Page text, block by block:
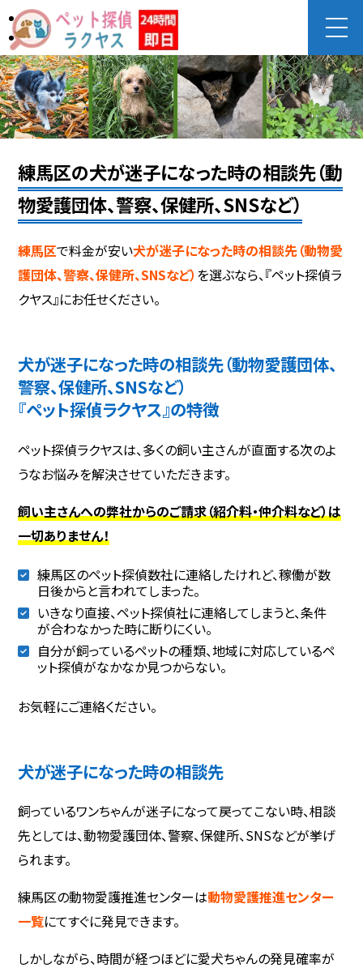
練馬区の犬が迷子になった時の相談先（動
物愛護団体、警察、保健所、SNSなど）
練馬区で料金が安い犬が迷子になった時の相談先（動物愛
護団体、警察、保健所、SNSなど） を選ぶなら、『ペット探偵ラ
クヤス』にお任せください。
犬が迷子になった時の相談先（動物愛護団体、
警察、保健所、SNSなど）
『ペット探偵ラクヤス』の特徴
ペット探偵ラクヤスは、多くの飼い主さんが直面する次のよ
うなお悩みを解決させていただきます。
飼い主さんへの弊社からのご請求（紹介料・仲介料など）は
一切ありません！
練馬区のペット探偵数社に連絡したけれど、稼働が数
日後からと言われてしまった。
いきなり直接、ペット探偵社に連絡してしまうと、条件
が合わなかった時に断りにくい。
自分が飼っているペットの種類、地域に対応しているペ
ット探偵がなかなか見つからない。
お気軽にご連絡ください。
犬が迷子になった時の相談先
飼っているワンちゃんが迷子になって戻ってこない時、相談
先としては、動物愛護団体、警察、保健所、SNSなどが挙げ
られます。
練馬区の動物愛護推進センターは動物愛護推進センター
一覧にてすぐに発見できます。
しかしながら、時間が経つほどに愛犬ちゃんの発見確率が